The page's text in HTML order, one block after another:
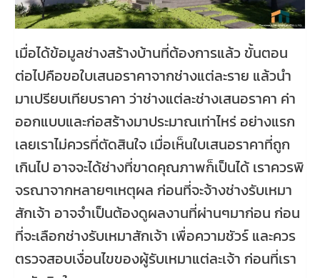
เมื่อได้ข้อมูลช่างสร้างบ้านที่ต้องการแล้ว ขั้นตอน
ต่อไปคือขอใบเสนอราคาจากช่างแต่ละราย แล้วนำ
มาเปรียบเทียบราคา ว่าช่างแต่ละช่างเสนอราคา ค่า
ออกแบบและก่อสร้างมาประมาณเท่าไหร่ อย่างแรก
เลยเราไม่ควรที่ตัดสินใจ เมื่อเห็นใบเสนอราคาที่ถูก
เกินไป อาจจะได้ช่างที่ขาดคุณภาพก็เป็นได้ เราควรพิ
จรณาจากหลายๆเหตุผล ก่อนที่จะจ้างช่างรับเหมา
สักเจ้า อาจจำเป็นต้องดูผลงานที่ผ่านๆมาก่อน ก่อน
ที่จะเลือกช่างรับเหมาสักเจ้า เพื่อความชัวร์ และควร
ตรวจสอบเงื่อนไขของผู้รับเหมาแต่ละเจ้า ก่อนที่เรา